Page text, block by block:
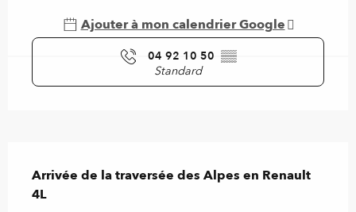
Ajouter à mon calendrier Google
04 92 10 50 ▒▒
Standard
Arrivée de la traversée des Alpes en Renault
4L